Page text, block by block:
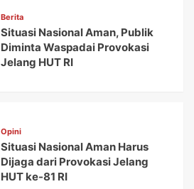
Berita
Situasi Nasional Aman, Publik
Diminta Waspadai Provokasi
Jelang HUT RI
Opini
Situasi Nasional Aman Harus
Dijaga dari Provokasi Jelang
HUT ke-81 RI